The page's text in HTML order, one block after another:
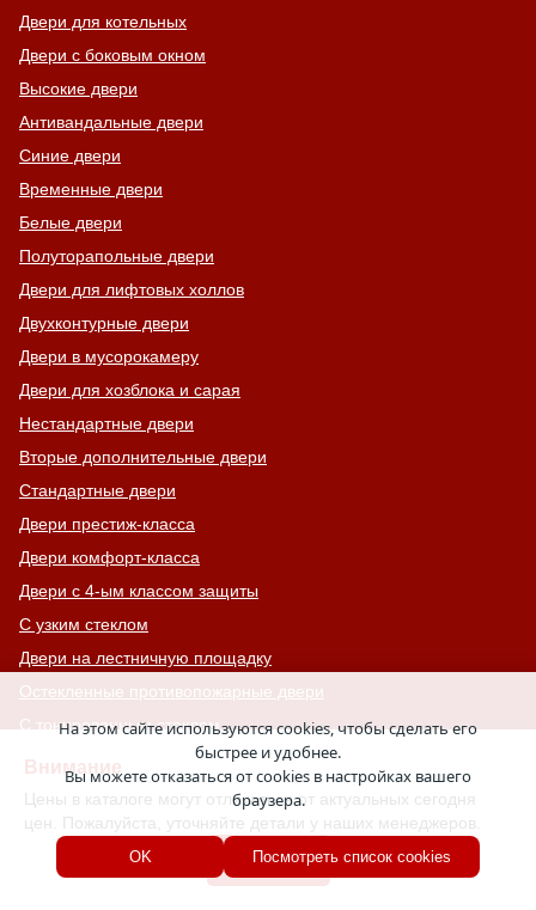
Внимание
Цены в каталоге могут отличаться от актуальных сегодня
цен. Пожалуйста, уточняйте детали у наших менеджеров.
Хорошо
Двери для котельных
Двери с боковым окном
Высокие двери
Антивандальные двери
Синие двери
Временные двери
Белые двери
Полуторапольные двери
Двери для лифтовых холлов
Двухконтурные двери
Двери в мусорокамеру
Двери для хозблока и сарая
Нестандартные двери
Вторые дополнительные двери
Стандартные двери
Двери престиж-класса
Двери комфорт-класса
Двери с 4-ым классом защиты
С узким стеклом
Двери на лестничную площадку
Остекленные противопожарные двери
С тонированным стеклом
С остекленной фрамугой
Усиленные
С большим стеклом
С широкими наличниками
На этом сайте используются cookies, чтобы сделать его
быстрее и удобнее.
Вы можете отказаться от cookies в настройках вашего
браузера.
OK Посмотреть список cookies